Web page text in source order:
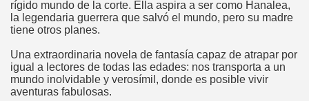
rígido mundo de la corte. Ella aspira a ser como Hanalea,
la legendaria guerrera que salvó el mundo, pero su madre
tiene otros planes.
Una extraordinaria novela de fantasía capaz de atrapar por
igual a lectores de todas las edades: nos transporta a un
mundo inolvidable y verosímil, donde es posible vivir
aventuras fabulosas.